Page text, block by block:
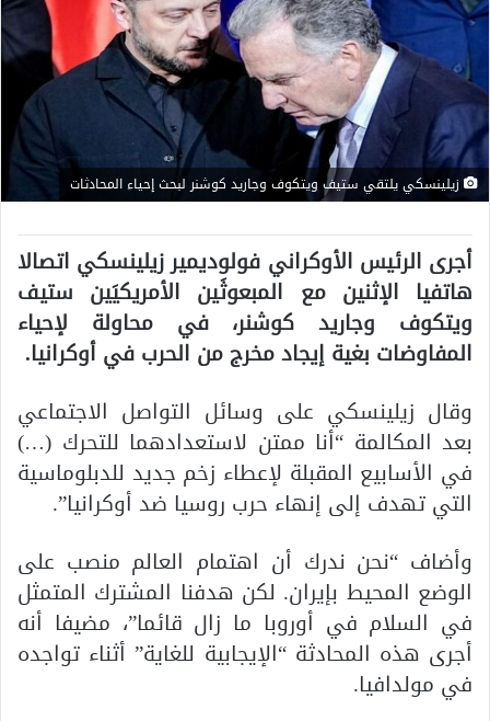
زيلينسكي يلتقي ستيف ويتكوف وجاريد كوشنر لبحث إحياء المحادثات
أجرى الرئيس الأوكراني فولوديمير زيلينسكي اتصالا
هاتفيا الإثنين مع المبعوثَين الأمريكيَين ستيف
ويتكوف وجاريد كوشنر، في محاولة لإحياء
المفاوضات بغية إيجاد مخرج من الحرب في أوكرانيا.
وقال زيلينسكي على وسائل التواصل الاجتماعي
بعد المكالمة “أنا ممتن لاستعدادهما للتحرك (…)
في الأسابيع المقبلة لإعطاء زخم جديد للدبلوماسية
التي تهدف إلى إنهاء حرب روسيا ضد أوكرانيا”.
وأضاف “نحن ندرك أن اهتمام العالم منصب على
الوضع المحيط بإيران. لكن هدفنا المشترك المتمثل
في السلام في أوروبا ما زال قائما”، مضيفا أنه
أجرى هذه المحادثة “الإيجابية للغاية” أثناء تواجده
في مولدافيا.